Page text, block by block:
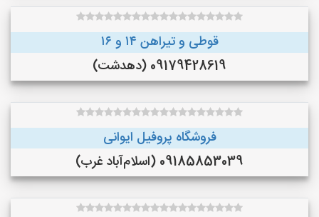
قوطی و تیراهن ۱۴ و ۱۶
09179428619 (دهدشت)
فروشگاه پروفیل ایوانی
09185853039 (اسلام‌آباد غرب)